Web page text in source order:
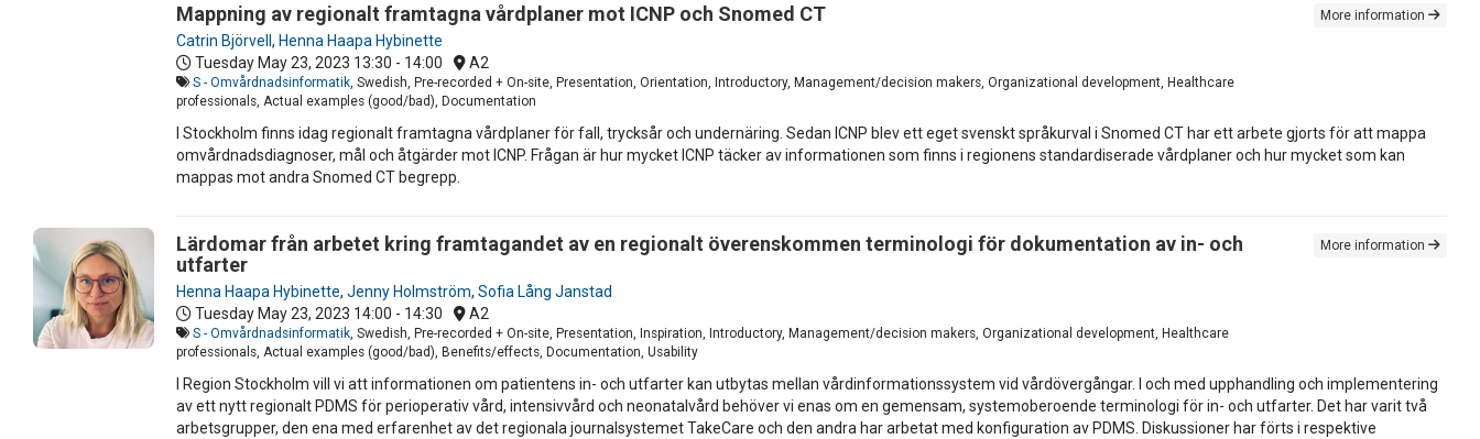
Mappning av regionalt framtagna vårdplaner mot ICNP och Snomed CT
Catrin Björvell , Henna Haapa Hybinette
Tuesday May 23, 2023 13:30 - 14:00 A2
S - Omvårdnadsinformatik, Swedish, Pre-recorded + On-site, Presentation, Orientation, Introductory, Management/decision makers, Organizational development, Healthcare
professionals, Actual examples (good/bad), Documentation
More information
I Stockholm finns idag regionalt framtagna vårdplaner för fall, trycksår och undernäring. Sedan ICNP blev ett eget svenskt språkurval i Snomed CT har ett arbete gjorts för att mappa
omvårdnadsdiagnoser, mål och åtgärder mot ICNP. Frågan är hur mycket ICNP täcker av informationen som finns i regionens standardiserade vårdplaner och hur mycket som kan
mappas mot andra Snomed CT begrepp.
Lärdomar från arbetet kring framtagandet av en regionalt överenskommen terminologi för dokumentation av in- och
utfarter
Henna Haapa Hybinette, Jenny Holmström, Sofia Lång Janstad
Tuesday May 23, 2023 14:00 - 14:30 A2
S - Omvårdnadsinformatik, Swedish, Pre-recorded + On-site, Presentation, Inspiration, Introductory, Management/decision makers, Organizational development, Healthcare
professionals, Actual examples (good/bad), Benefits/effects, Documentation, Usability
More information
I Region Stockholm vill vi att informationen om patientens in- och utfarter kan utbytas mellan vårdinformationssystem vid vårdövergångar. I och med upphandling och implementering
av ett nytt regionalt PDMS för perioperativ vård, intensivvård och neonatalvård behöver vi enas om en gemensam, systemoberoende terminologi för in- och utfarter. Det har varit två
arbetsgrupper, den ena med erfarenhet av det regionala journalsystemet TakeCare och den andra har arbetat med konfiguration av PDMS. Diskussioner har förts i respektive